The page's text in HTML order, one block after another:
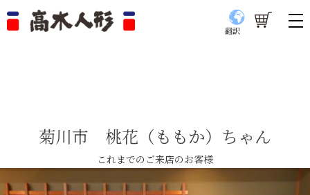
翻訳
菊川市 桃花（ももか）ちゃん
これまでのご来店のお客様